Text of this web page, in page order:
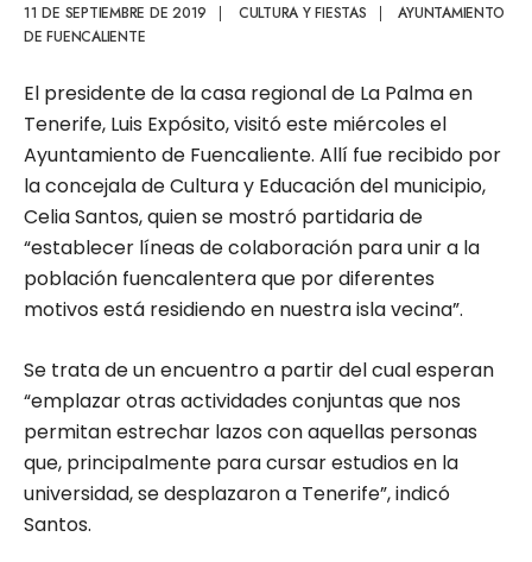
11 DE SEPTIEMBRE DE 2019 | CULTURA Y FIESTAS |
AYUNTAMIENTO
DE FUENCALIENTE
El presidente de la casa regional de La Palma en
Tenerife, Luis Expósito, visitó este miércoles el
Ayuntamiento de Fuencaliente. Allí fue recibido por
la concejala de Cultura y Educación del municipio,
Celia Santos, quien se mostró partidaria de
“establecer líneas de colaboración para unir a la
población fuencalentera que por diferentes
motivos está residiendo en nuestra isla vecina”.
Se trata de un encuentro a partir del cual esperan
“emplazar otras actividades conjuntas que nos
permitan estrechar lazos con aquellas personas
que, principalmente para cursar estudios en la
universidad, se desplazaron a Tenerife”, indicó
Santos.